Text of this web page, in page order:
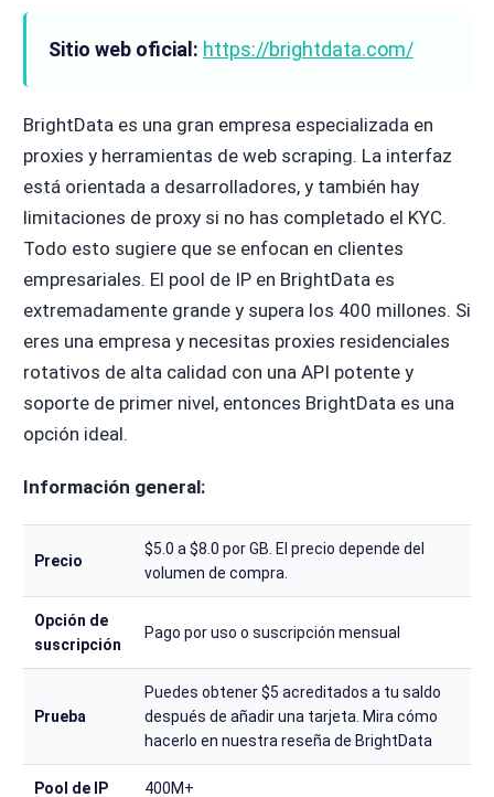
Sitio web oficial: https://brightdata.com/
BrightData es una gran empresa especializada en
proxies y herramientas de web scraping. La interfaz
está orientada a desarrolladores, y también hay
limitaciones de proxy si no has completado el KYC.
Todo esto sugiere que se enfocan en clientes
empresariales. El pool de IP en BrightData es
extremadamente grande y supera los 400 millones. Si
eres una empresa y necesitas proxies residenciales
rotativos de alta calidad con una API potente y
soporte de primer nivel, entonces BrightData es una
opción ideal.
Información general:
Precio
$5.0 a $8.0 por GB. El precio depende del
volumen de compra.
Opción de
suscripción
Pago por uso o suscripción mensual
Prueba
Puedes obtener $5 acreditados a tu saldo
después de añadir una tarjeta. Mira cómo
hacerlo en nuestra reseña de BrightData
Pool de IP 400M+